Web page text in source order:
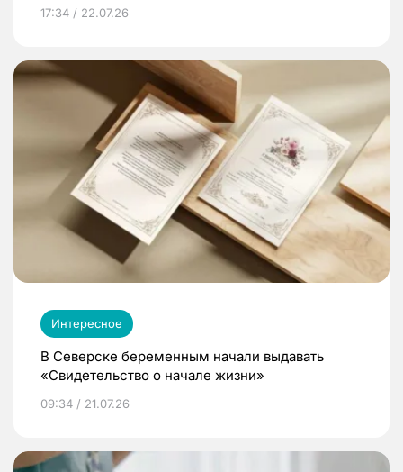
17:34 / 22.07.26
Интересное
В Северске беременным начали выдавать
«Свидетельство о начале жизни»
09:34 / 21.07.26